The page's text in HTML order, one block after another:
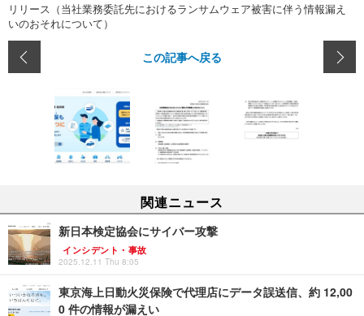
リリース（当社業務委託先におけるランサムウェア被害に伴う情報漏え
いのおそれについて）
この記事へ戻る
関連ニュース
新日本検定協会にサイバー攻撃
インシデント・事故
2025.12.11 Thu 8:05
東京海上日動火災保険で代理店にデータ誤送信、約 12,00
0 件の情報が漏えい